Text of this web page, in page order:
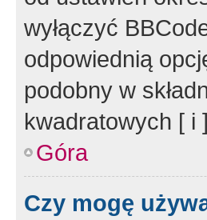
wyłączyć
odpowiednią
podobny w
kwadratowych [ i
Góra
Czy mogę